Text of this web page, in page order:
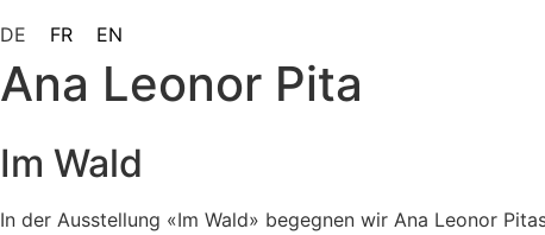
DE FR EN
Ana Leonor Pita
Im Wald
In der Ausstellung «Im Wald» begegnen wir Ana Leonor